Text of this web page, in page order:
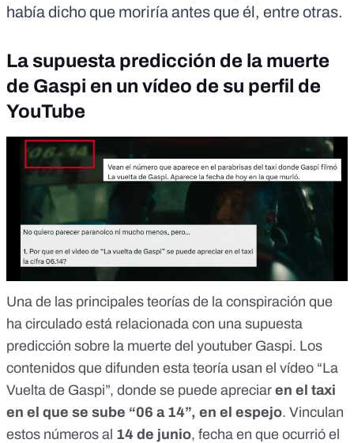
había dicho que moriría antes que él, entre otras.
La supuesta predicción de la muerte
de Gaspi en un vídeo de su perfil de
YouTube
Una de las principales teorías de la conspiración que
ha circulado está relacionada con una supuesta
predicción sobre la muerte del youtuber Gaspi. Los
contenidos que difunden esta teoría usan el vídeo “La
Vuelta de Gaspi”, donde se puede apreciar en el taxi
en el que se sube “06 a 14”, en el espejo. Vinculan
estos números al 14 de junio, fecha en que ocurrió el